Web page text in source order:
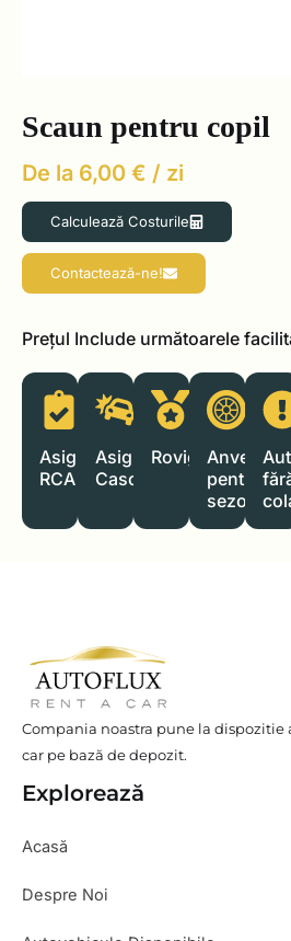
Scaun pentru copil
6,00 €
Calculează Costurile
Contactează-ne!
Prețul Include următoarele
Asigurare
RCA
Asigurare
Casco
RovignetăAnvelope
pentru
sezon
Compania noastra pune la dispozitie
car pe bază de depozit.
Explorează
Acasă
Despre Noi